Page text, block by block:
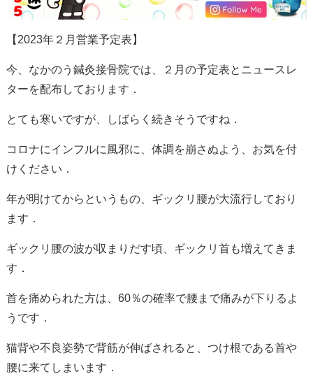
【 2023年２月営業予定表】
今、なかのう鍼灸接骨院では、２月の予定表とニュースレ
ターを配布しております．
とても寒いですが、しばらく続きそうですね．
コロナにインフルに風邪に、体調を崩さぬよう、お気を付
けください．
年が明けてからというもの、ギックリ腰が大流行しており
ます．
ギックリ腰の波が収まりだす頃、ギックリ首も増えてきま
す．
首を痛められた方は、 60％の確率で腰まで痛みが下りるよ
うです．
猫背や不良姿勢で背筋が伸ばされると、つけ根である首や
腰に来てしまいます．